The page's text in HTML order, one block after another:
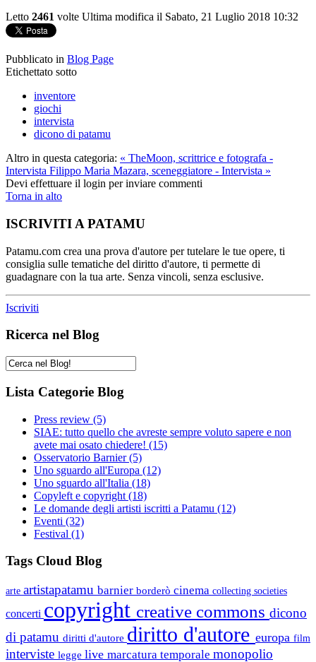
Letto 2461 volte Ultima modifica il Sabato, 21 Luglio 2018 10:32
Pubblicato in Blog Page
Etichettato sotto
inventore
giochi
intervista
dicono di patamu
Altro in questa categoria: « TheMoon, scrittrice e fotografa -
Intervista Filippo Maria Mazara, sceneggiatore - Intervista »
Devi effettuare il login per inviare commenti
Torna in alto
ISCRIVITI A PATAMU
Patamu.com crea una prova d'autore per tutelare le tue opere, ti
consiglia sulle tematiche del diritto d'autore, ti permette di
guadagnare con la tua arte. Senza vincoli, senza esclusive.
Iscriviti
Ricerca nel Blog
Lista Categorie Blog
Press review (5)
SIAE: tutto quello che avreste sempre voluto sapere e non
avete mai osato chiedere! (15)
Osservatorio Barnier(5)
Uno sguardo all'Europa (12)
Uno sguardo all'Italia (18)
Copyleft e copyright (18)
Le domande degli artisti iscritti a Patamu (12)
Eventi (32)
Festival (1)
Tags Cloud Blog
arte artistapatamu barnier borderò cinema collecting societies
concerti copyright creative commons dicono
di patamu diritti d'autore diritto d'autore europa film
interviste legge live marcatura temporale monopolio